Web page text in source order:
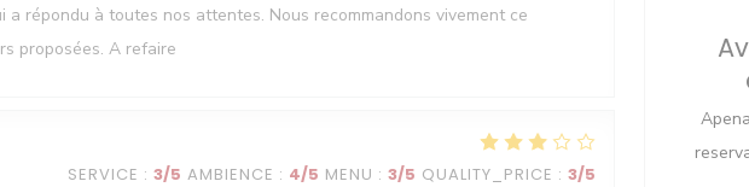
répondu à toutes nos attentes. Nous recommandons vivement ce
proposées. A refaire
SERVICE : 3/5 AMBIENCE : 4/5 MENU : 3/5 QUALITY_PRICE : 3/5